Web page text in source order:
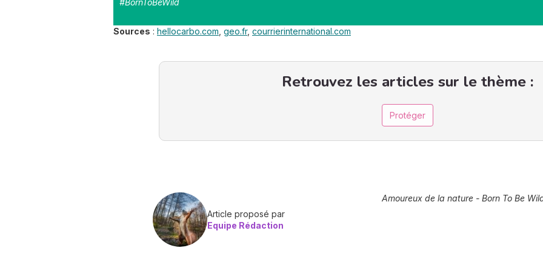
Sources : hellocarbo.com geo.fr, courrierinternational.com
Retrouvez les articles sur le thème :
Protéger
Article proposé par
Equipe Rédaction
Amoureux de la nature - Born To Be